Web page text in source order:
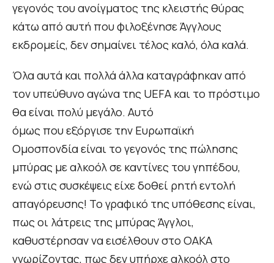
γεγονός του ανοίγματος της κλειστής θύρας
κάτω από αυτή που φιλοξένησε Άγγλους
εκδρομείς, δεν σημαίνει τέλος καλό, όλα καλά.
Όλα αυτά και πολλά άλλα καταγράφηκαν από
τον υπεύθυνο αγώνα της UEFA και το πρόστιμο
θα είναι πολύ μεγάλο. Αυτό
όμως που εξόργισε την Ευρωπαϊκή
Ομοσπονδία είναι το γεγονός της πώλησης
μπύρας με αλκοόλ σε καντίνες του γηπέδου,
ενώ στις συσκέψεις είχε δοθεί ρητή εντολή
απαγόρευσης! Το γραφικό της υπόθεσης είναι,
πως οι λάτρεις της μπύρας Άγγλοι,
καθυστέρησαν να εισέλθουν στο ΟΑΚΑ
γνωρίζοντας, πως δεν υπήρχε αλκοόλ στο